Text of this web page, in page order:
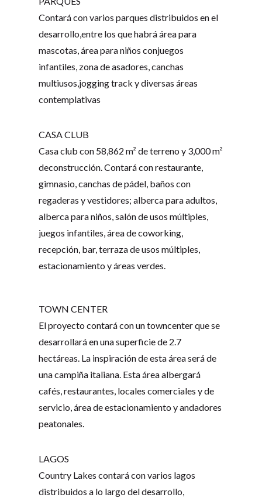
Contará con varios parques distribuidos en el
desarrollo,entre los que habrá área para
mascotas, área para niños conjuegos
infantiles, zona de asadores, canchas
multiusos,jogging track y diversas áreas
contemplativas
CASA CLUB
Casa club con 58,862 m² de terreno y 3,000 m²
deconstrucción. Contará con restaurante,
gimnasio, canchas de pádel, baños con
regaderas y vestidores; alberca para adultos,
alberca para niños, salón de usos múltiples,
juegos infantiles, área de coworking,
recepción, bar, terraza de usos múltiples,
estacionamiento y áreas verdes.
TOWN CENTER
El proyecto contará con un towncenter que se
desarrollará en una superficie de 2.7
hectáreas. La inspiración de esta área será de
una campiña italiana. Esta área albergará
cafés, restaurantes, locales comerciales y de
servicio, área de estacionamiento y andadores
peatonales.
LAGOS
Country Lakes contará con varios lagos
distribuidos a lo largo del desarrollo,